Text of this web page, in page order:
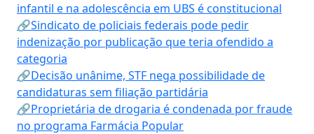
infantil e na adolescência em UBS é constitucional
🔗Sindicato de policiais federais pode pedir
indenização por publicação que teria ofendido a
categoria
🔗Decisão unânime, STF nega possibilidade de
candidaturas sem filiação partidária
🔗Proprietária de drogaria é condenada por fraude
no programa Farmácia Popular